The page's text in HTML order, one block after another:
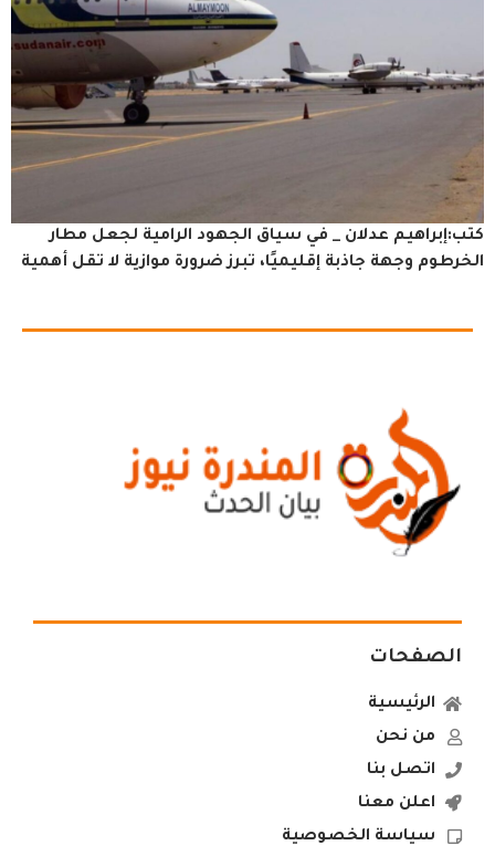
كتب:إبراهيم عدلان _ في سياق الجهود الرامية لجعل مطار
الخرطوم وجهة جاذبة إقليميًا، تبرز ضرورة موازية لا تقل أهمية
الصفحات
الرئيسية
من نحن
اتصل بنا
اعلن معنا
سياسة الخصوصية